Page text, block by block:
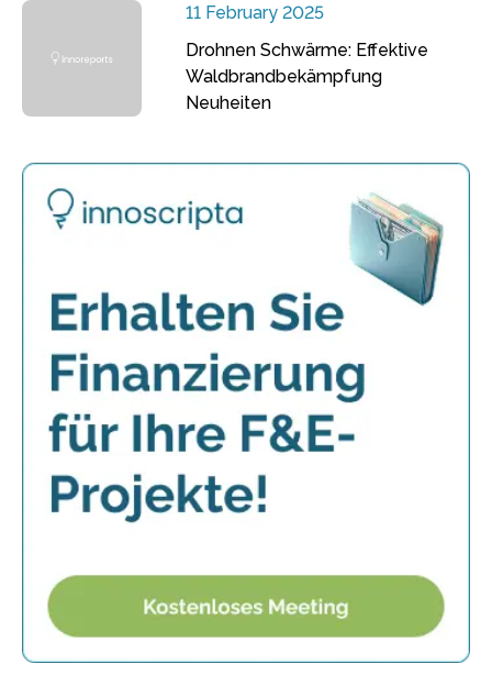
11 February 2025
Drohnen Schwärme: Effektive
Waldbrandbekämpfung
Neuheiten